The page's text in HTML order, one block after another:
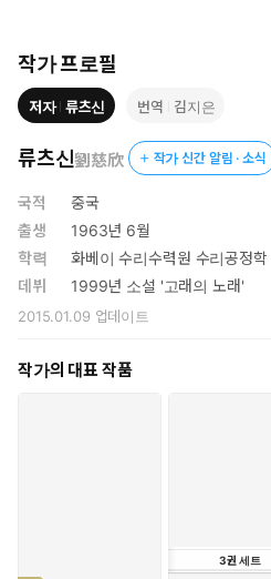
다룬 「붕괴」 까지 총 여섯 편의 주
다.
버락 오바마, 마크 저커버그가 추천
이 극찬하는 등 한계를 넘어서는
각으로 전 세계를 열광시킨 류츠신.
작가 프로필
저자 류츠신 번역 김지은
류츠신劉慈欣 작가 신간 알림 · 소식
국적
중국
출생
1963년 6월
학력
화베이 수리수력원 수리공정학
데뷔
1999년 소설 '고래의 노래'
2015.01.09 업데이트
작가의 대표 작품
3권 세트